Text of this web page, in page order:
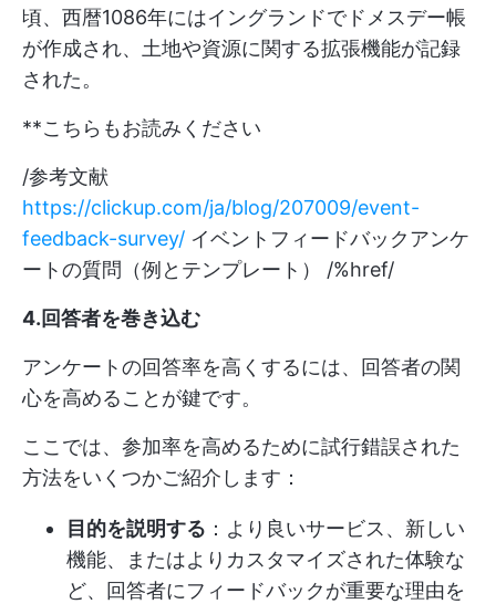
頃、西暦1086年にはイングランドでドメスデー帳
が作成され、土地や資源に関する拡張機能が記録
された。
**こちらもお読みください
/参考文献
https://clickup.com/ja/blog/207009/event-
feedback-survey/ イベントフィードバックアンケ
ートの質問（例とテンプレート） /%href/
4.回答者を巻き込む
アンケートの回答率を高くするには、回答者の関
心を高めることが鍵です。
ここでは、参加率を高めるために試行錯誤された
方法をいくつかご紹介します：
目的を説明する ：より良いサービス、新しい
機能、またはよりカスタマイズされた体験な
ど、回答者にフィードバックが重要な理由を